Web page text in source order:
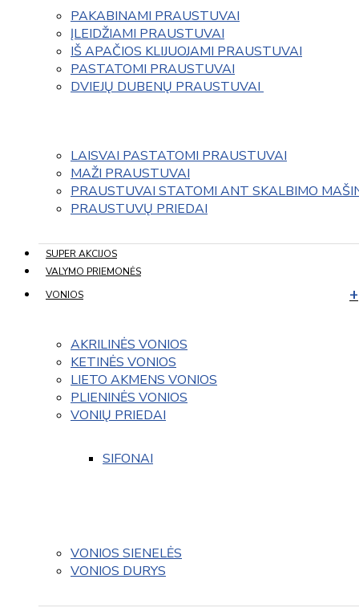
PAKABINAMI PRAUSTUVAI
ĮLEIDŽIAMI PRAUSTUVAI
IŠ APAČIOS KLIJUOJAMI PRAUSTUVAI
PASTATOMI PRAUSTUVAI
DVIEJŲ DUBENŲ PRAUSTUVAI
LAISVAI PASTATOMI PRAUSTUVAI
MAŽI PRAUSTUVAI
PRAUSTUVAI STATOMI ANT SKALBIMO
PRAUSTUVŲ PRIEDAI
SUPER AKCIJOS
VALYMO PRIEMONĖS
VONIOS
AKRILINĖS VONIOS
KETINĖS VONIOS
LIETO AKMENS VONIOS
PLIENINĖS VONIOS
VONIŲ PRIEDAI
SIFONAI
VONIOS SIENELĖS
VONIOS DURYS